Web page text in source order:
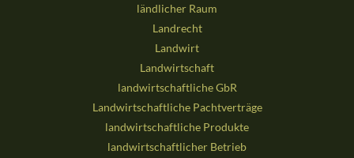
ländlicher Raum
Landrecht
Landwirt
Landwirtschaft
landwirtschaftliche GbR
Landwirtschaftliche Pachtverträge
landwirtschaftliche Produkte
landwirtschaftlicher Betrieb